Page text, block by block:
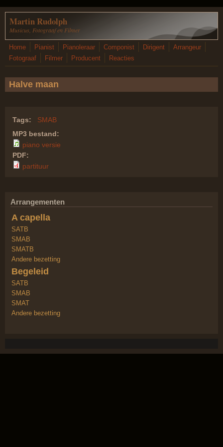
Overslaan en naar de inhoud gaan
Martin Rudolph
Musicus, Fotograaf en Filmer
Home Pianist Pianoleraar Componist Dirigent
Arrangeur
Fotograaf
Filmer Producent Reacties
Halve maan
Tags:
SMAB
MP3 bestand:
piano versie
PDF:
partituur
Arrangementen
A capella
SATB
SMAB
SMATB
Andere bezetting
Begeleid
SATB
SMAB
SMAT
Andere bezetting